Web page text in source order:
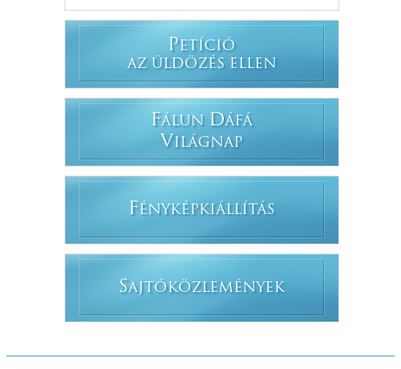
PETÍCIÓ
AZ ÜLDÖZÉS ELLEN
FÁLUN DÁFÁ
VILÁGNAP
FÉNYKÉPKIÁLLÍTÁS
SAJTÓKÖZLEMÉNYEK